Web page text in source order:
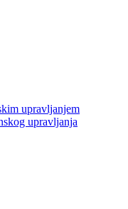
upravljanjem
upravljanja